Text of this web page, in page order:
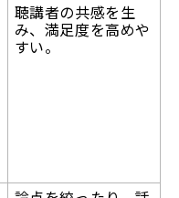
聴講者の共感を生
み、満足度を高めや
すい。